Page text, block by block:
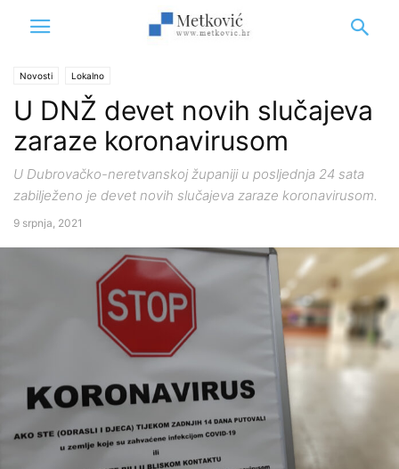
Novosti Lokalno
U DNŽ devet novih slučajeva
zaraze koronavirusom
U Dubrovačko-neretvanskoj županiji u posljednja 24 sata
zabilježeno je devet novih slučajeva zaraze koronavirusom.
9 srpnja, 2021